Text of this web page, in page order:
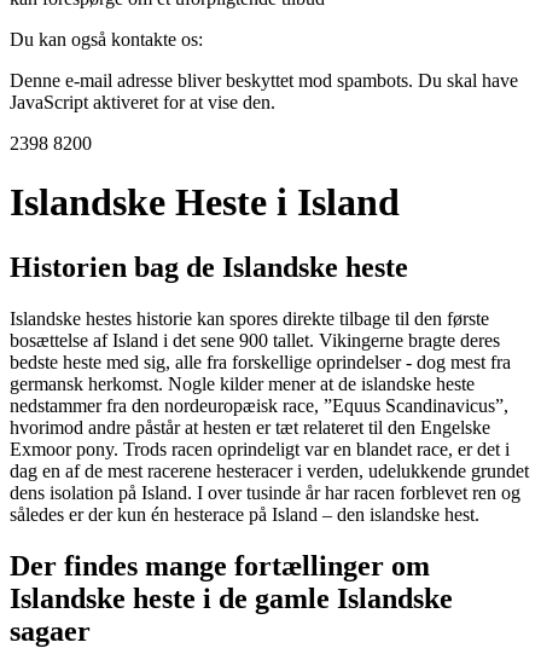
Du kan også kontakte os:
Denne e-mail adresse bliver beskyttet mod spambots. Du skal have
JavaScript aktiveret for at vise den.
2398 8200
Islandske Heste i Island
Historien bag de Islandske heste
Islandske hestes historie kan spores direkte tilbage til den første
bosættelse af Island i det sene 900 tallet. Vikingerne bragte deres
bedste heste med sig, alle fra forskellige oprindelser - dog mest fra
germansk herkomst. Nogle kilder mener at de islandske heste
nedstammer fra den nordeuropæisk race, ”Equus Scandinavicus”,
hvorimod andre påstår at hesten er tæt relateret til den Engelske
Exmoor pony. Trods racen oprindeligt var en blandet race, er det i
dag en af de mest racerene hesteracer i verden, udelukkende grundet
dens isolation på Island. I over tusinde år har racen forblevet ren og
således er der kun én hesterace på Island – den islandske hest.
Der findes mange fortællinger om
Islandske heste i de gamle Islandske
sagaer